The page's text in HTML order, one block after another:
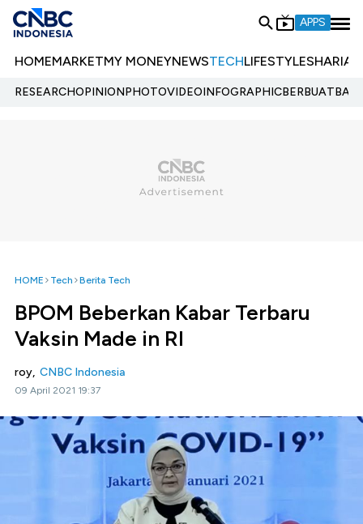
APPS
HOMEMARKETMY MONEYNEWSTECHLIFESTYLESHARIA
RESEARCHOPINIONPHOTOVIDEOINFOGRAPHIC
HOME Tech Berita Tech
BPOM Beberkan Kabar Terbaru
Vaksin Made in RI
roy, CNBC Indonesia
09 April 2021 19:37